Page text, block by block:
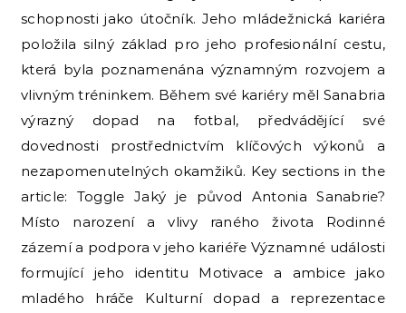
schopnosti jako útočník. Jeho mládežnická kariéra
položila silný základ pro jeho profesionální cestu,
která byla poznamenána významným rozvojem a
vlivným tréninkem. Během své kariéry měl Sanabria
výrazný dopad na fotbal, předvádějící své
dovednosti prostřednictvím klíčových výkonů a
nezapomenutelných okamžiků. Key sections in the
article: Toggle Jaký je původ Antonia Sanabrie?
Místo narození a vlivy raného života Rodinné
zázemí a podpora v jeho kariéře Významné události
formující jeho identitu Motivace a ambice jako
mladého hráče Kulturní dopad a reprezentace